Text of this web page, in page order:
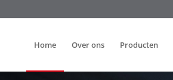
Home Over ons Producten